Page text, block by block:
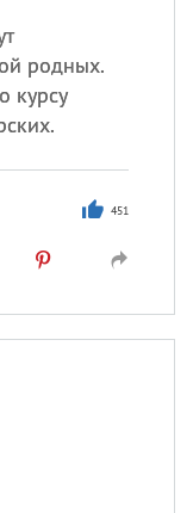
родных.
курсу
451